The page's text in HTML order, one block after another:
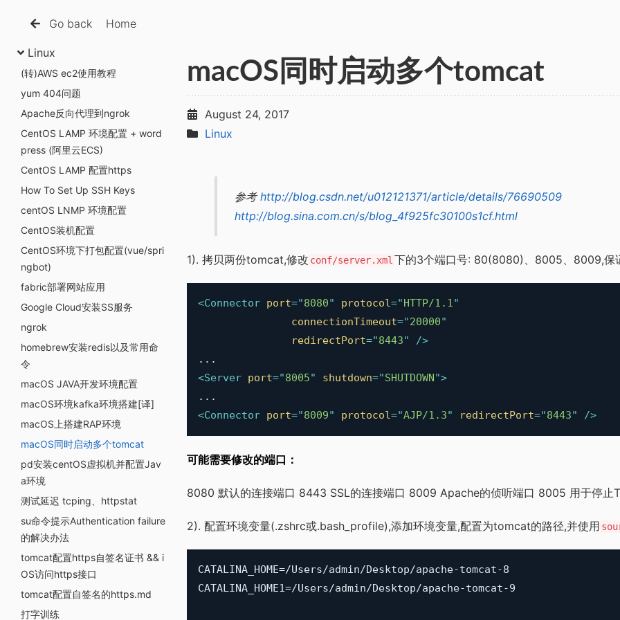
Go back Home
Linux
(转)AWS ec2使用教程
yum 404问题
Apache反向代理到ngrok
CentOS LAMP 环境配置 + word
press (阿里云ECS)
CentOS LAMP 配置https
How To Set Up SSH Keys
centOS LNMP 环境配置
CentOS装机配置
CentOS环境下打包配置(vue/spri
ngbot)
fabric部署网站应用
Google Cloud安装SS服务
ngrok
homebrew安装redis以及常用命
令
macOS JAVA开发环境配置
macOS环境kafka环境搭建[译]
macOS上搭建RAP环境
macOS同时启动多个tomcat
pd安装centOS虚拟机并配置Jav
a环境
测试延迟 tcping、httpstat
su命令提示Authentication failure
的解决办法
tomcat配置https自签名证书 && i
OS访问https接口
tomcat配置自签名的https.md
打字训练
macOS同时启动多个tomcat
August 24, 2017
Linux
参考http://blog.csdn.net/u012121371/article/details/76690509
http://blog.sina.com.cn/s/blog_4f925fc30100s1cf.html
1). 拷贝两份tomcat,修改 conf/server.xml 下的3个端口号: 80(8080)、8005、8009,保
<Connector port="8080" protocol="HTTP/1.1"
connectionTimeout="20000"
redirectPort="8443"
/>
<Server port="8005" shutdown="SHUTDOWN">
<Connector port="8009" protocol="AJP/1.3" redirectPort="8443" />
可能需要修改的端口：
8080 默认的连接端口 8443 SSL的连接端口 8009 Apache的侦听端口 8005 用于停止
2). 配置环境变量(.zshrc或.bash_profile),添加环境变量,配置为tomcat的路径,并使用
CATALINA_HOME=/Users/admin/Desktop/apache-tomcat-8
CATALINA_HOME1=/Users/admin/Desktop/apache-tomcat-9